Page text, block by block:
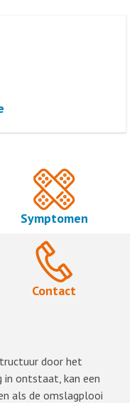
Symptomen
Contact
door het
in ontstaat, kan een
als de omslagplooi